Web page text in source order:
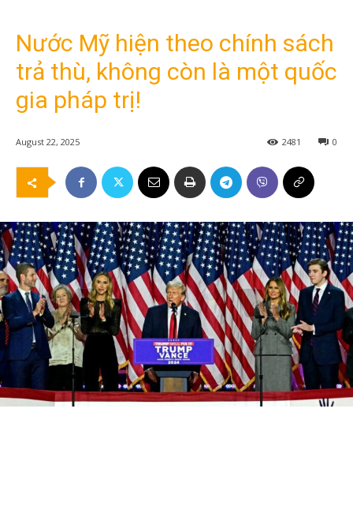
Nước Mỹ hiện theo chính sách
trả thù, không còn là một quốc
gia pháp trị!
August 22, 2025 0
2481